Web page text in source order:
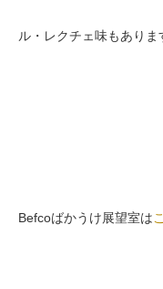
ル・レクチェ味もありま
Befcoばかうけ展望室は